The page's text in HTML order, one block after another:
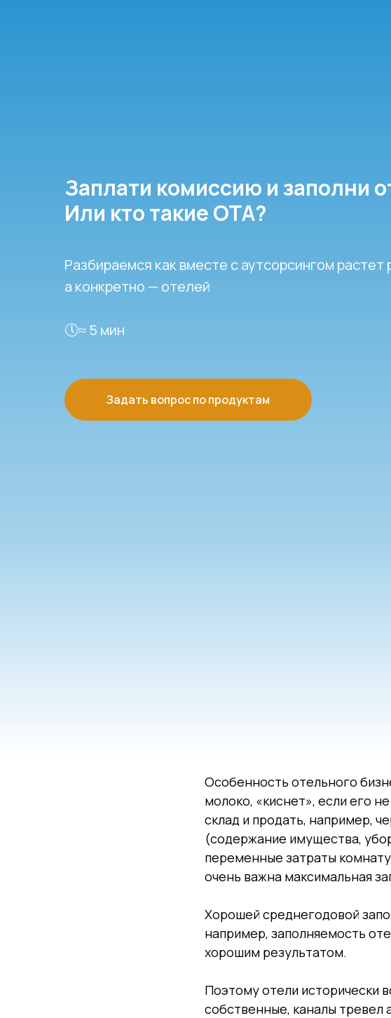
Заплати комиссию и заполни
Или кто такие OTA?
Разбираемся как вместе с аутсорсингом
а конкретно — отелей
🕔≈ 5 мин
Задать вопрос по продуктам
Особенность отельного
молоко, «киснет», если его
склад и продать, например,
(содержание имущества,
переменные затраты
очень важна максимальная
Хорошей среднегодовой
например, заполняемость
хорошим результатом.
Поэтому отели исторически
собственные, каналы тревел